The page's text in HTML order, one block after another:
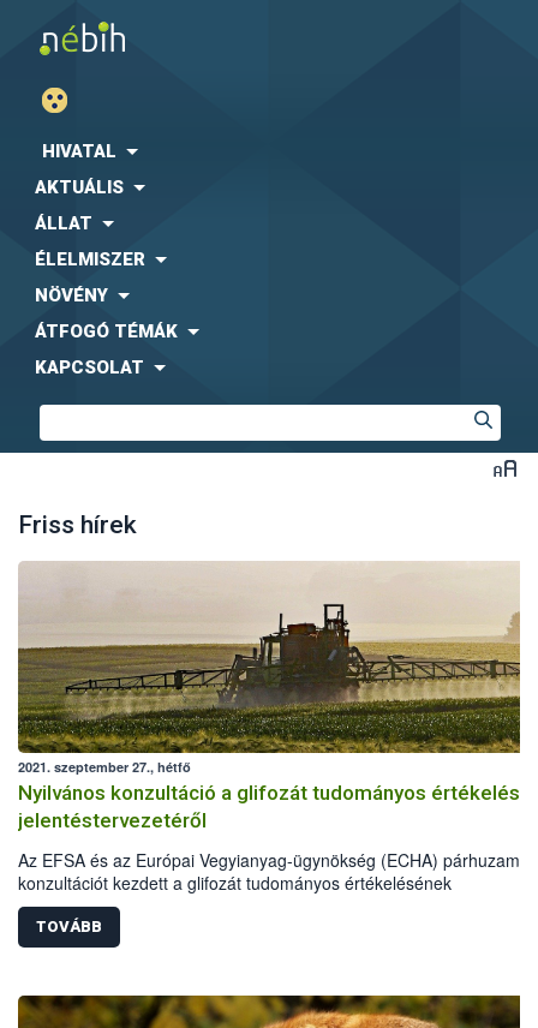
HIVATAL
AKTUÁLIS
ÁLLAT
ÉLELMISZER
NÖVÉNY
ÁTFOGÓ TÉMÁK
KAPCSOLAT
Friss hírek
2021. szeptember 27., hétfő
Nyilvános konzultáció a glifozát tudományos
jelentéstervezetéről
Az EFSA és az Európai Vegyianyag-ügynökség (ECHA) párhuzamos
konzultációt kezdett a glifozát tudományos értékelésének
jelentéstervezetéről. A konzultációk 60 napig tartanak.
TOVÁBB